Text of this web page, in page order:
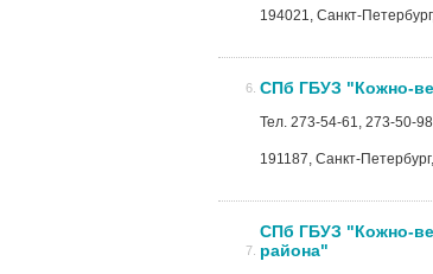
194021, Санкт-
СПб ГБУЗ "Кожно-
Тел. 273-54-61, 273-50-98
191187, Санкт-
СПб ГБУЗ "Кожно-
района"